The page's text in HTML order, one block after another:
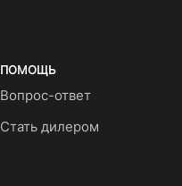
ПОМОЩЬ
Вопрос-ответ
Стать дилером